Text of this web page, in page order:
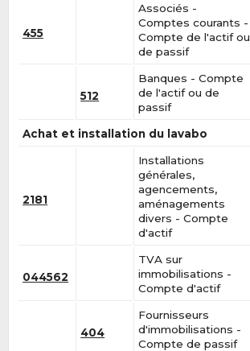
455
Associés -
Comptes courants -
Compte de l'actif ou
de passif
512
Banques - Compte
de l'actif ou de
passif
Achat et installation du lavabo
2181
Installations
générales,
agencements,
aménagements
divers - Compte
d'actif
044562
TVA sur
immobilisations -
Compte d'actif
404
Fournisseurs
d'immobilisations -
Compte de passif